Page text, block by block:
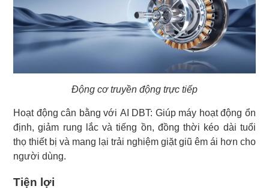
Động cơ truyền động trực tiếp
Hoạt động cân bằng với AI DBT: Giúp máy hoạt động ổn
định, giảm rung lắc và tiếng ồn, đồng thời kéo dài tuổi
thọ thiết bị và mang lại trải nghiệm giặt giũ êm ái hơn cho
người dùng.
Tiện lợi